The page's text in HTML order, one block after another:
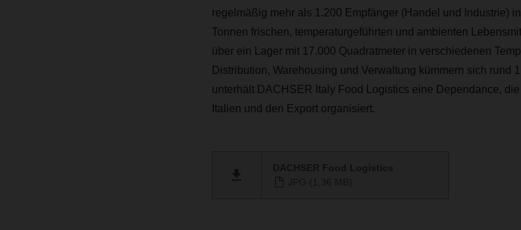
regelmäßig mehr als 1.200 Empfänger (Handel und Industrie)
Tonnen frischen, temperaturgeführten und ambienten
über ein Lager mit 17.000 Quadratmeter in verschiedenen
Distribution, Warehousing und Verwaltung kümmern sich rund
unterhält DACHSER Italy Food Logistics eine Dependance,
Italien und den Export organisiert.